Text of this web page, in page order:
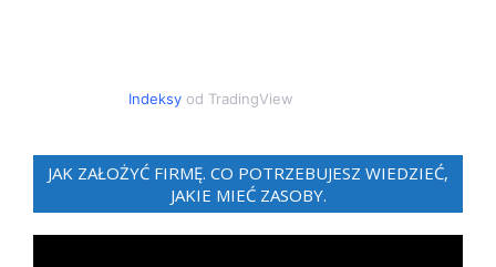
Indeksyod TradingView
JAK ZAŁOŻYĆ FIRMĘ. CO POTRZEBUJESZ WIEDZIEĆ,
JAKIE MIEĆ ZASOBY.